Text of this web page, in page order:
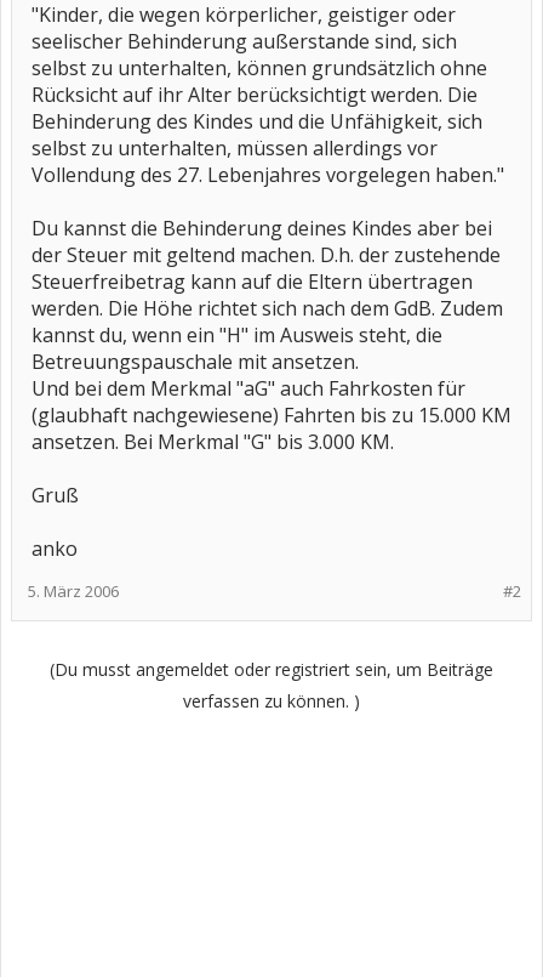
"Kinder, die wegen körperlicher, geistiger oder
seelischer Behinderung außerstande sind, sich
selbst zu unterhalten, können grundsätzlich ohne
Rücksicht auf ihr Alter berücksichtigt werden. Die
Behinderung des Kindes und die Unfähigkeit, sich
selbst zu unterhalten, müssen allerdings vor
Vollendung des 27. Lebenjahres vorgelegen haben."
Du kannst die Behinderung deines Kindes aber bei
der Steuer mit geltend machen. D.h. der zustehende
Steuerfreibetrag kann auf die Eltern übertragen
werden. Die Höhe richtet sich nach dem GdB. Zudem
kannst du, wenn ein "H" im Ausweis steht, die
Betreuungspauschale mit ansetzen.
Und bei dem Merkmal "aG" auch Fahrkosten für
(glaubhaft nachgewiesene) Fahrten bis zu 15.000 KM
ansetzen. Bei Merkmal "G" bis 3.000 KM.
Gruß
anko
#2
5. März 2006
(Du musst angemeldet oder registriert sein, um Beiträge
verfassen zu können. )